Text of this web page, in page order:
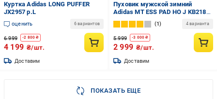
Куртка Adidas LONG PUFFER
JX2957 р.L
оценить 6 вариантов
6 999 -2 800 ₴
4 199 ₴/шт.
Доставим
Пуховик мужской зимний
Adidas MT ESS PAD HO J KB2186
р.L зеленый
1 4 варианта
5 999 -3 000 ₴
2 999 ₴/шт.
Доставим
ПОКАЗАТЬ ЕЩЕ